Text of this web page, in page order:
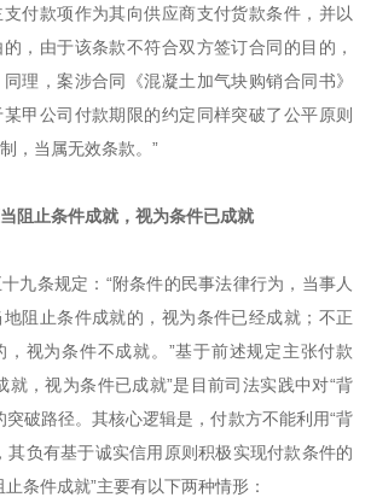
付款项作为其向供应商支付货款条件，并以
，由于该条款不符合双方签订合同的目的，
理，案涉合同《混凝土加气块购销合同书》
甲公司付款期限的约定同样突破了公平原则
，当属无效条款。”
阻止条件成就，视为条件已成就
十九条规定：“附条件的民事法律行为，当事人
阻止条件成就的，视为条件已经成就；不正
，视为条件不成就。”基于前述规定主张付款
就，视为条件已成就”是目前司法实践中对“背
突破路径。其核心逻辑是，付款方不能利用“背
其负有基于诚实信用原则积极实现付款条件的
条件成就”主要有以下两种情形：